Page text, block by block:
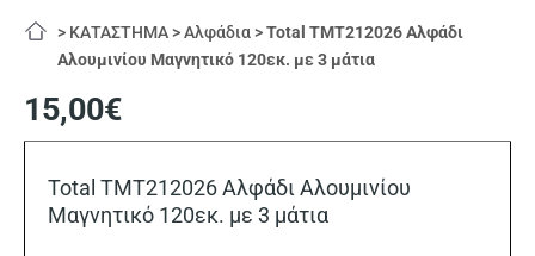
> ΚΑΤΑΣΤΗΜΑ >Αλφάδια >Total TMT212026 Αλφάδι
Αλουμινίου Μαγνητικό 120εκ. με 3 μάτια
15,00€
Total TMT212026 Αλφάδι Αλουμινίου
Μαγνητικό 120εκ. με 3 μάτια